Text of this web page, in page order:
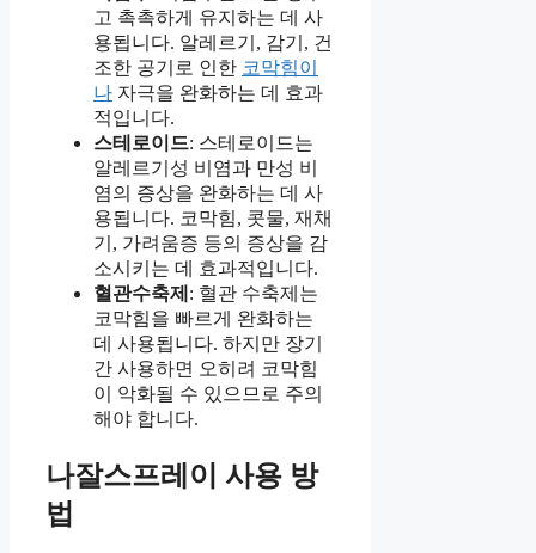
고 촉촉하게 유지하는 데 사
용됩니다. 알레르기, 감기, 건
조한 공기로 인한 코막힘이
나 자극을 완화하는 데 효과
적입니다.
스테로이드: 스테로이드는
알레르기성 비염과 만성 비
염의 증상을 완화하는 데 사
용됩니다. 코막힘, 콧물, 재채
기, 가려움증 등의 증상을 감
소시키는 데 효과적입니다.
혈관수축제 : 혈관 수축제는
코막힘을 빠르게 완화하는
데 사용됩니다. 하지만 장기
간 사용하면 오히려 코막힘
이 악화될 수 있으므로 주의
해야 합니다.
나잘스프레이 사용 방
법